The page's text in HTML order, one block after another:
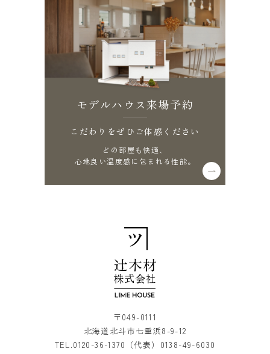
モデルハウス来場予約
こだわりをぜひご体感ください
どの部屋も快適、
心地良い温度感に包まれる性能。
〒049-0111
北海道北斗市七重浜8-9-12
TEL.0120-36-1370 （代表） 0138-49-6030